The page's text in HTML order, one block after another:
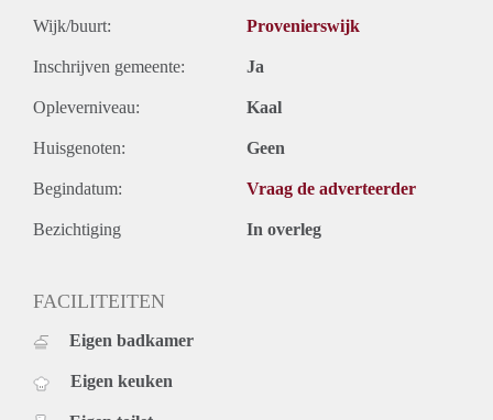
Wijk/buurt: Provenierswijk
Inschrijven gemeente: Ja
Opleverniveau: Kaal
Huisgenoten: Geen
Begindatum: Vraag de adverteerder
Bezichtiging In overleg
FACILITEITEN
Eigen badkamer
Eigen keuken